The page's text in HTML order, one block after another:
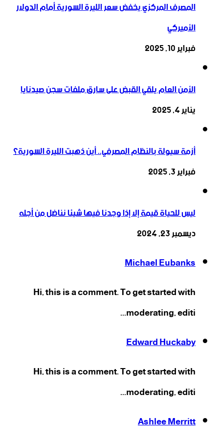
المصرف المركزي يخفض سعر الليرة السورية أمام الدولار
الأميركي
فبراير 10, 2025
الأمن العام يلقي القبض على سارق ملفات سجن صيدنايا
يناير 4, 2025
أزمة سيولة بالنظام المصرفي.. أين ذهبت الليرة السورية؟
فبراير 3, 2025
ليس للحياة قيمة إلا إذا وجدنا فيها شيئا نناضل من أجله
ديسمبر 23, 2024
Michael Eubanks
Hi, this is a comment. To get started with
moderating, editi...
Edward Huckaby
Hi, this is a comment. To get started with
moderating, editi...
Ashlee Merritt